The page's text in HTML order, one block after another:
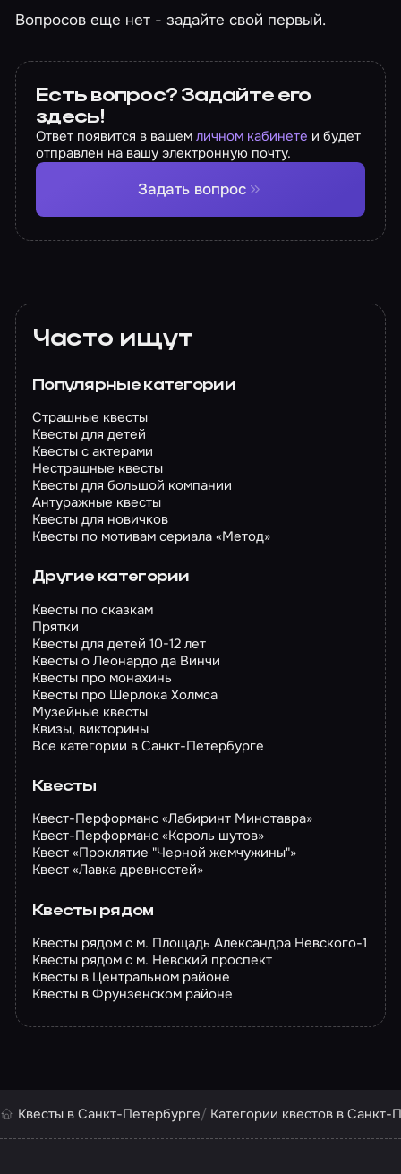
Вопросов еще нет - задайте свой первый.
Есть вопрос? Задайте его
здесь!
Ответ появится в вашемличном кабинете и будет
отправлен на вашу электронную почту.
Задать вопрос
Часто ищут
Популярные категории
Страшные квесты
Квесты для детей
Квесты с актерами
Нестрашные квесты
Квесты для большой компании
Антуражные квесты
Квесты для новичков
Квесты по мотивам сериала «Метод»
Другие категории
Квесты по сказкам
Прятки
Квесты для детей 10-12 лет
Квесты о Леонардо да Винчи
Квесты про монахинь
Квесты про Шерлока Холмса
Музейные квесты
Квизы, викторины
Все категории в Санкт-Петербурге
Квесты
Квест-Перформанс «Лабиринт Минотавра»
Квест-Перформанс «Король шутов»
Квест «Проклятие "Черной жемчужины"»
Квест «Лавка древностей»
Квесты рядом
Квесты рядом с м. Площадь Александра Невского-1
Квесты рядом с м. Невский проспект
Квесты в Центральном районе
Квесты в Фрунзенском районе
Квесты в Санкт-Петербурге Категории квестов в Санкт-